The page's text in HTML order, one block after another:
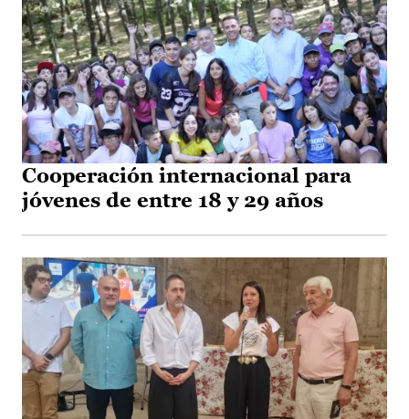
Cooperación internacional para
jóvenes de entre 18 y 29 años